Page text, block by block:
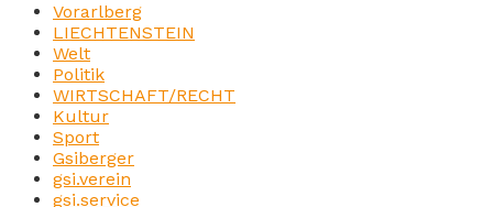
Vorarlberg
LIECHTENSTEIN
Welt
Politik
WIRTSCHAFT/RECHT
Kultur
Sport
Gsiberger
gsi.verein
gsi.service